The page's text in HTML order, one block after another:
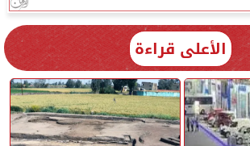
الأعلى قراءة